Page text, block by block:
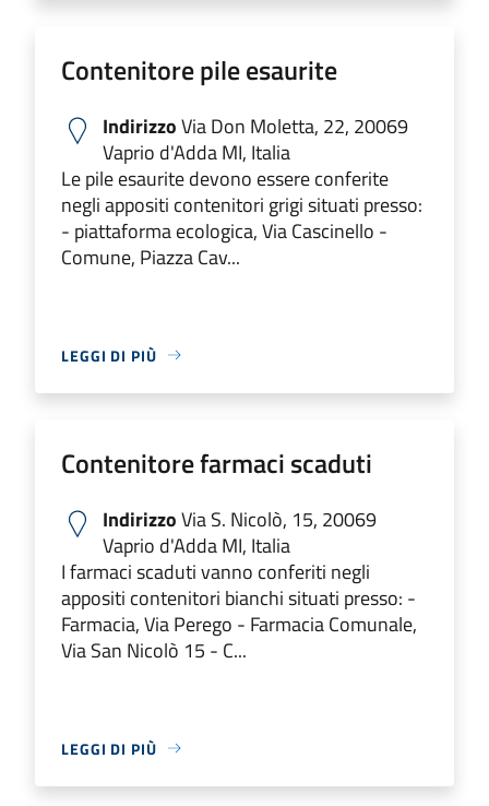
Contenitore pile esaurite
IndirizzoVia Don Moletta, 22, 20069
Vaprio d'Adda MI, Italia
Le pile esaurite devono essere conferite
negli appositi contenitori grigi situati presso:
- piattaforma ecologica, Via Cascinello -
Comune, Piazza Cav...
LEGGI DI PIÙ
Contenitore farmaci scaduti
IndirizzoVia S. Nicolò, 15, 20069
Vaprio d'Adda MI, Italia
I farmaci scaduti vanno conferiti negli
appositi contenitori bianchi situati presso: -
Farmacia, Via Perego - Farmacia Comunale,
Via San Nicolò 15 - C...
LEGGI DI PIÙ